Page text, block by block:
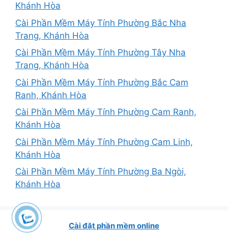
Khánh Hòa
Cài Phần Mềm Máy Tính Phường Bắc Nha
Trang, Khánh Hòa
Cài Phần Mềm Máy Tính Phường Tây Nha
Trang, Khánh Hòa
Cài Phần Mềm Máy Tính Phường Bắc Cam
Ranh, Khánh Hòa
Cài Phần Mềm Máy Tính Phường Cam Ranh,
Khánh Hòa
Cài Phần Mềm Máy Tính Phường Cam Linh,
Khánh Hòa
Cài Phần Mềm Máy Tính Phường Ba Ngòi,
Khánh Hòa
Cài đặt phần mềm online